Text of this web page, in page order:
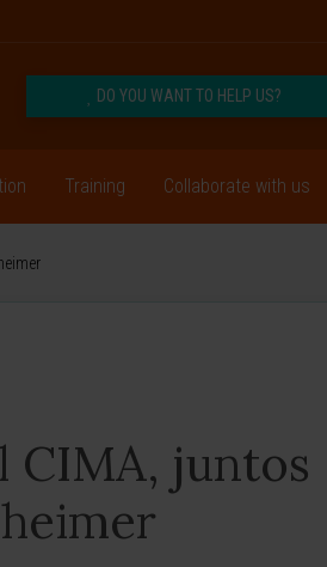
DO YOU WANT TO HELP US?
Training Collaborate with us
CIMA, juntos